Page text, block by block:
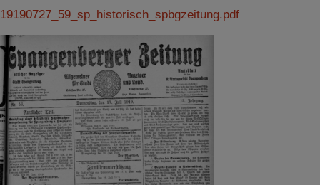
19190727_59_sp_historisch_spbgzeitung.pdf